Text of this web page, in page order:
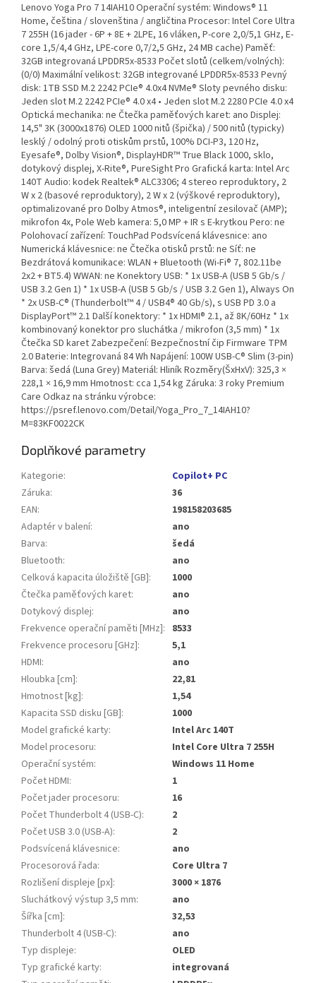
Lenovo Yoga Pro 7 14IAH10 Operační systém: Windows® 11
Home, čeština / slovenština / angličtina Procesor: Intel Core Ultra
7 255H (16 jader - 6P + 8E + 2LPE, 16 vláken, P-core 2,0/5,1 GHz, E-
core 1,5/4,4 GHz, LPE-core 0,7/2,5 GHz, 24 MB cache) Paměť:
32GB integrovaná LPDDR5x-8533 Počet slotů (celkem/volných):
(0/0) Maximální velikost: 32GB integrované LPDDR5x-8533 Pevný
disk: 1TB SSD M.2 2242 PCIe® 4.0x4 NVMe® Sloty pevného disku:
Jeden slot M.2 2242 PCIe® 4.0 x4 • Jeden slot M.2 2280 PCIe 4.0 x4
Optická mechanika: ne Čtečka paměťových karet: ano Displej:
14,5" 3K (3000x1876) OLED 1000 nitů (špička) / 500 nitů (typicky)
lesklý / odolný proti otiskům prstů, 100% DCI-P3, 120 Hz,
Eyesafe®, Dolby Vision®, DisplayHDR™ True Black 1000, sklo,
dotykový displej, X-Rite®, PureSight Pro Grafická karta: Intel Arc
140T Audio: kodek Realtek® ALC3306; 4 stereo reproduktory, 2
W x 2 (basové reproduktory), 2 W x 2 (výškové reproduktory),
optimalizované pro Dolby Atmos®, inteligentní zesilovač (AMP);
mikrofon 4x, Pole Web kamera: 5,0 MP + IR s E-krytkou Pero: ne
Polohovací zařízení: TouchPad Podsvícená klávesnice: ano
Numerická klávesnice: ne Čtečka otisků prstů: ne Síť: ne
Bezdrátová komunikace: WLAN + Bluetooth (Wi-Fi® 7, 802.11be
2x2 + BT5.4) WWAN: ne Konektory USB: * 1x USB-A (USB 5 Gb/s /
USB 3.2 Gen 1) * 1x USB-A (USB 5 Gb/s / USB 3.2 Gen 1), Always On
* 2x USB-C® (Thunderbolt™ 4 / USB4® 40 Gb/s), s USB PD 3.0 a
DisplayPort™ 2.1 Další konektory: * 1x HDMI® 2.1, až 8K/60Hz * 1x
kombinovaný konektor pro sluchátka / mikrofon (3,5 mm) * 1x
Čtečka SD karet Zabezpečení: Bezpečnostní čip Firmware TPM
2.0 Baterie: Integrovaná 84 Wh Napájení: 100W USB-C® Slim (3-pin)
Barva: šedá (Luna Grey) Materiál: Hliník Rozměry(ŠxHxV): 325,3 ×
228,1 × 16,9 mm Hmotnost: cca 1,54 kg Záruka: 3 roky Premium
Care Odkaz na stránku výrobce:
https://psref.lenovo.com/Detail/Yoga_Pro_7_14IAH10?
M=83KF0022CK
Doplňkové parametry
Kategorie:
Copilot+ PC
Záruka:
36
EAN:
198158203685
Adaptér v balení:
ano
Barva:
šedá
Bluetooth:
ano
Celková kapacita úložiště [GB]:
1000
Čtečka paměťových karet:
ano
Dotykový displej:
ano
Frekvence operační paměti [MHz]: 8533
Frekvence procesoru [GHz]:
5,1
HDMI:
ano
Hloubka [cm]:
22,81
Hmotnost [kg]:
1,54
Kapacita SSD disku [GB]:
1000
Model grafické karty:
Intel Arc 140T
Model procesoru:
Intel Core Ultra 7 255H
Operační systém:
Windows 11 Home
Počet HDMI:
1
Počet jader procesoru:
16
Počet Thunderbolt 4 (USB-C):
2
Počet USB 3.0 (USB-A):
2
Podsvícená klávesnice:
ano
Procesorová řada:
Core Ultra 7
Rozlišení displeje [px]:
3000 × 1876
Sluchátkový výstup 3,5 mm:
ano
Šířka [cm]:
32,53
Thunderbolt 4 (USB-C):
ano
Typ displeje:
OLED
Typ grafické karty:
integrovaná